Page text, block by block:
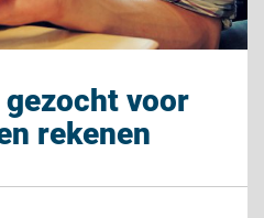
voor
rekenen